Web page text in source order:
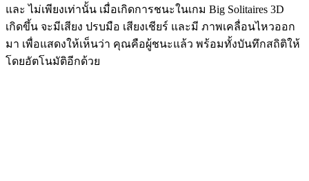
และ ไม่เพียงเท่านั้น เมื่อเกิดการชนะในเกม Big Solitaires 3D
เกิดขึ้น จะมีเสียง ปรบมือ เสียงเชียร์ และมี ภาพเคลื่อนไหวออก
มา เพื่อแสดงให้เห็นว่า คุณคือผู้ชนะแล้ว พร้อมทั้งบันทึกสถิติให้
โดยอัตโนมัติอีกด้วย